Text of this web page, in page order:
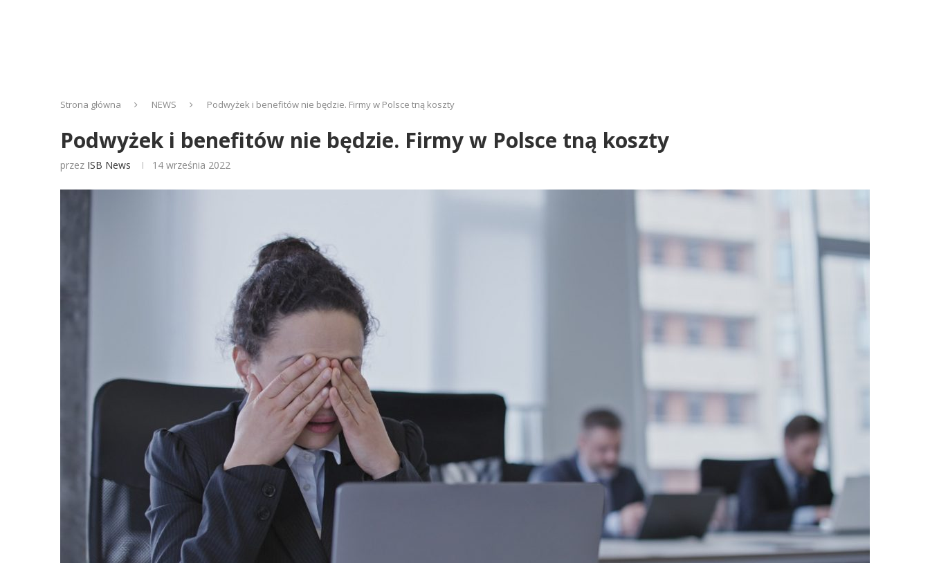
Strona główna NEWS Podwyżek i benefitów nie będzie. Firmy w Polsce tną koszty
Podwyżek i benefitów nie będzie. Firmy w Polsce tną koszty
przez ISB News 14 września 2022